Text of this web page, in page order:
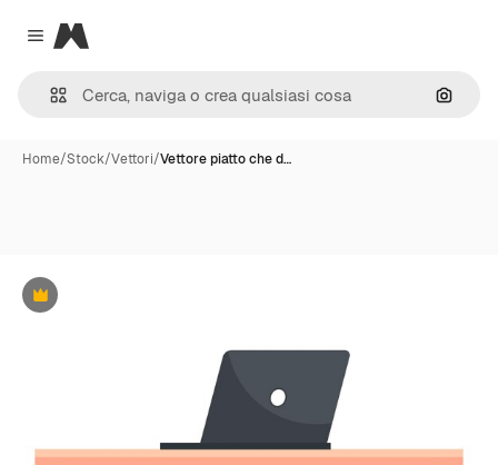
Close menu
Magnific
Cerca
Home/Stock/Vettori/Vettore piatto che d…
Premium